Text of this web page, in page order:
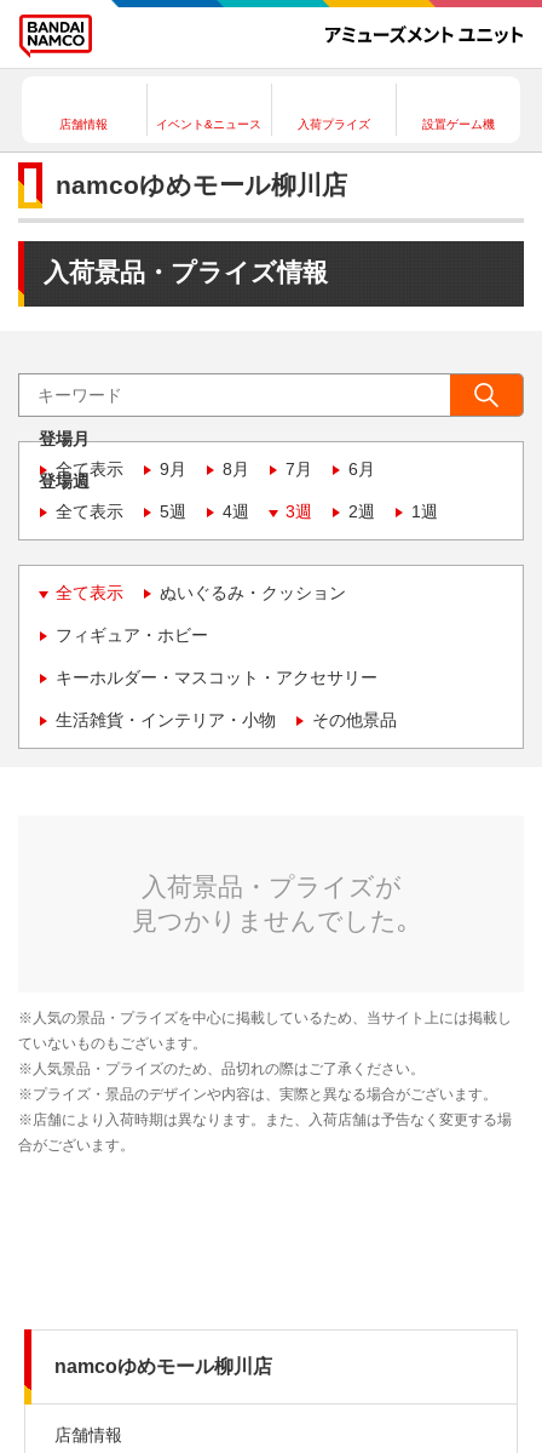
店舗情報 イベント&ニュース 入荷プライズ 設置ゲーム機
namcoゆめモール柳川店
入荷景品・プライズ情報
登場月
全て表示
9月 8月 7月 6月
登場週
全て表示
5週 4週 3週 2週 1週
全て表示 ぬいぐるみ・クッション
フィギュア・ホビー
キーホルダー・マスコット・アクセサリー
生活雑貨・インテリア・小物 その他景品
namcoゆめモール柳川店
店舗情報